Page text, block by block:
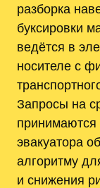
разборка
буксировки
ведётся в
носителе с
Запросы на
принимаются
эвакуатора
алгоритму
и снижения